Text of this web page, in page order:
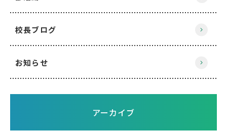
校長ブログ
お知らせ
アーカイブ